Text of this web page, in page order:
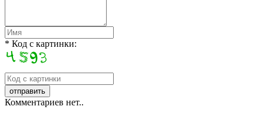
* Код с картинки:
Комментариев нет..